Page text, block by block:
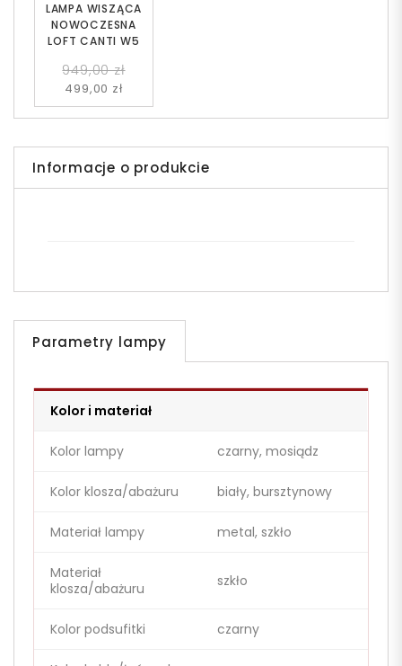
LAMPA WISZĄCA
NOWOCZESNA
LOFT CANTI W5
949,00 zł
499,00 zł
Informacje o produkcie
Parametry lampy
Kolor i materiał
Kolor lampy czarny, mosiądz
Kolor klosza/abażuru biały, bursztynowy
Materiał lampy metal, szkło
Materiał
klosza/abażuru
szkło
Kolor podsufitki czarny